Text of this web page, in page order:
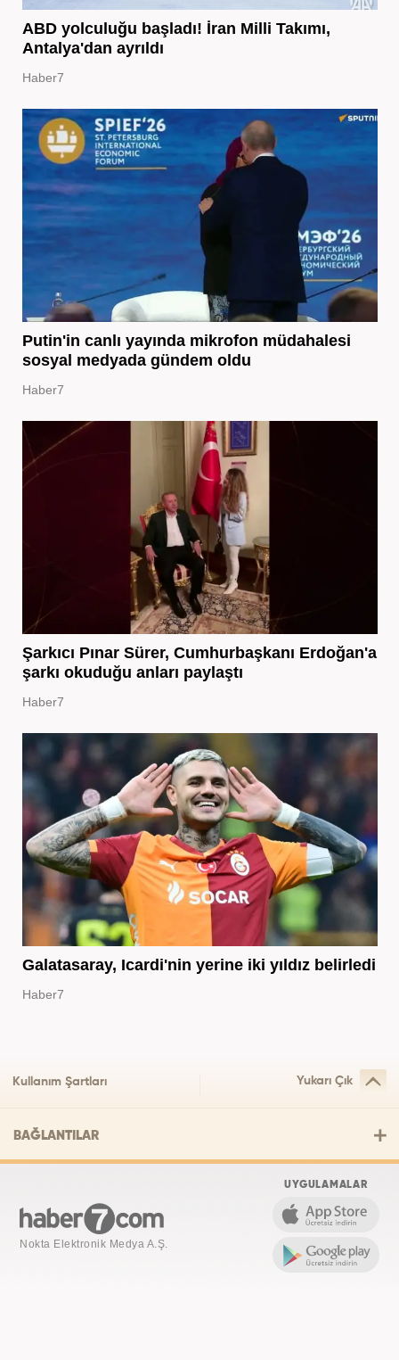
ABD yolculuğu başladı! İran Milli Takımı,
Antalya'dan ayrıldı
Haber7
Putin'in canlı yayında mikrofon müdahalesi
sosyal medyada gündem oldu
Haber7
Şarkıcı Pınar Sürer, Cumhurbaşkanı Erdoğan'a
şarkı okuduğu anları paylaştı
Haber7
Galatasaray, Icardi'nin yerine iki yıldız belirledi
Haber7
Kullanım Şartları Yukarı Çık
BAĞLANTILAR
Nokta Elektronik Medya A.Ş.
UYGULAMALAR